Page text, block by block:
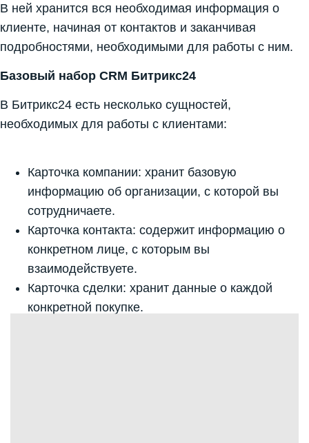
В ней хранится вся необходимая информация о
клиенте, начиная от контактов и заканчивая
подробностями, необходимыми для работы с ним.
Базовый набор CRM Битрикс24
В Битрикс24 есть несколько сущностей,
необходимых для работы с клиентами:
Карточка компании: хранит базовую
информацию об организации, с которой вы
сотрудничаете.
Карточка контакта: содержит информацию о
конкретном лице, с которым вы
взаимодействуете.
Карточка сделки: хранит данные о каждой
конкретной покупке.